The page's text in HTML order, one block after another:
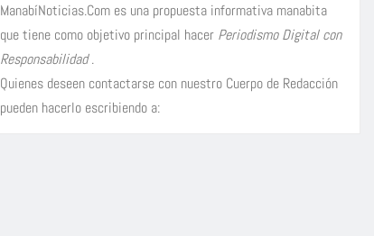
ManabíNoticias.Com es una propuesta informativa manabita
que tiene como objetivo principal hacer Periodismo Digital con
Responsabilidad.
Quienes deseen contactarse con nuestro Cuerpo de Redacción
pueden hacerlo escribiendo a: